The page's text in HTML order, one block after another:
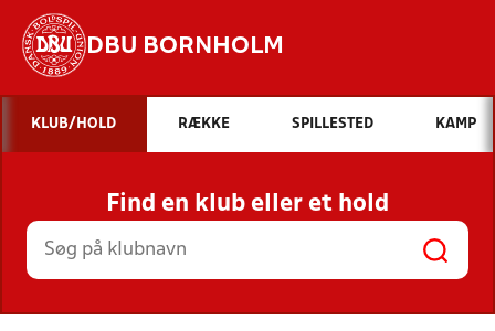
DBU BORNHOLM
Hvad vil du søge efter?
INDHOLD OG NYHEDER
STILLINGER, RESULTATER, KLUBBER OG
HOLD
KLUB/HOLD RÆKKE SPILLESTED KAMP
Find en klub eller et hold